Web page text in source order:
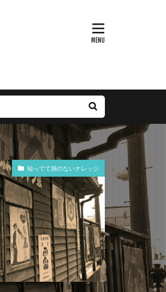
知ってて損のないナレッジ